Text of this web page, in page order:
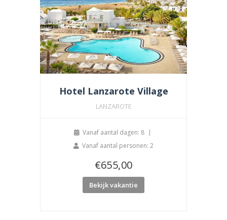
Hotel Lanzarote Village
LANZAROTE
Vanaf aantal dagen: 8
Vanaf aantal personen: 2
€655,00
Bekijk vakantie